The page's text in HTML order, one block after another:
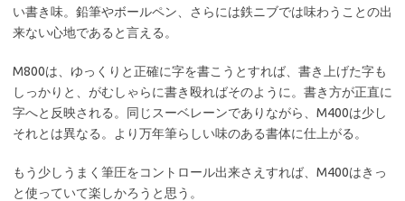
い書き味。鉛筆やボールペン、さらには鉄ニブでは味わうことの出
来ない心地であると言える。
M800は、ゆっくりと正確に字を書こうとすれば、書き上げた字も
しっかりと、がむしゃらに書き殴ればそのように。書き方が正直に
字へと反映される。同じスーベレーンでありながら、M400は少し
それとは異なる。より万年筆らしい味のある書体に仕上がる。
もう少しうまく筆圧をコントロール出来さえすれば、M400はきっ
と使っていて楽しかろうと思う。